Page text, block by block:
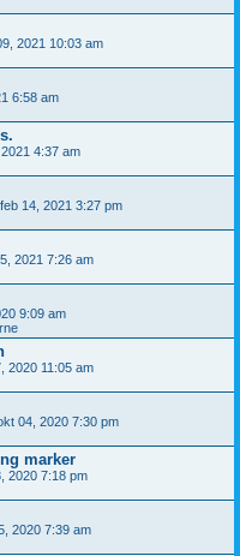
2021 10:03 am
6:58 am
4:37 am
14, 2021 3:27 pm
2021 7:26 am
9:09 am
2020 11:05 am
04, 2020 7:30 pm
marker
2020 7:18 pm
2020 7:39 am